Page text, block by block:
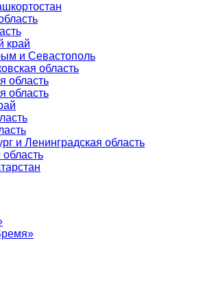
край
и Севастополь
область
область
область
и Ленинградская область